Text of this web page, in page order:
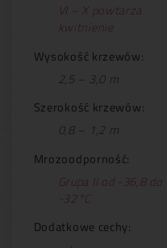
VI – X powtarza
kwitnienie
Wysokość krzewów:
2,5 – 3,0 m
Szerokość krzewów:
0,8 – 1,2 m
Mrozoodporność:
Grupa II od -36,8 do
-32°C
Dodatkowe cechy: